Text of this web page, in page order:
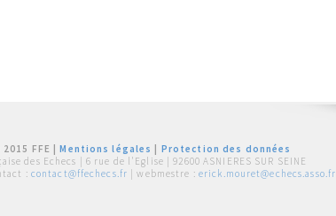
FFE |Mentions légales
Protection des données
des Echecs | 6 rue de l'Eglise | 92600 ASNIERES SUR SEINE
: contact@ffechecs.fr | webmestre : erick.mouret@echecs.asso.fr